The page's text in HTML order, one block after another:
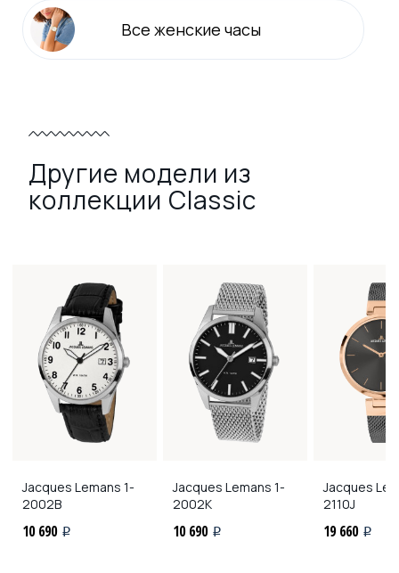
Все женские часы
Другие модели из
коллекции Classic
Jacques Lemans 1-
2002B
10 690 i
Jacques Lemans 1-
2002K
10 690 i
Jacques
2110J
19 660 i